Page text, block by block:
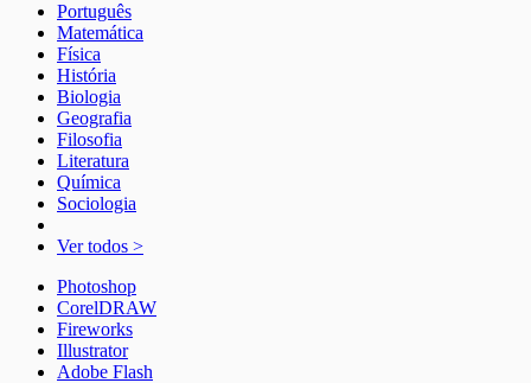
Português
Matemática
Física
História
Biologia
Geografia
Filosofia
Literatura
Química
Sociologia
Ver todos >
Photoshop
CorelDRAW
Fireworks
Illustrator
Adobe Flash